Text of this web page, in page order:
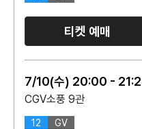
티켓 예매
7/10(수) 20:00 -
CGV소풍 9관
12 GV